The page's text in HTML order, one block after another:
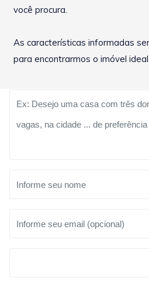
você procura.
As características informadas
para encontrarmos o imóvel